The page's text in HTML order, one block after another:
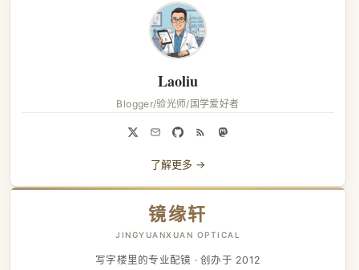
Laoliu
Blogger/验光师/国学爱好者
了解更多 →
镜缘轩
JINGYUANXUAN OPTICAL
写字楼里的专业配镜 · 创办于 2012